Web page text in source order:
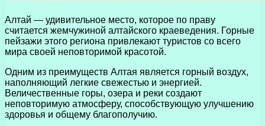
Алтай — удивительное место, которое по праву
считается жемчужиной алтайского краеведения. Горные
пейзажи этого региона привлекают туристов со всего
мира своей неповторимой красотой.
Одним из преимуществ Алтая является горный воздух,
наполняющий легкие свежестью и энергией.
Величественные горы, озера и реки создают
неповторимую атмосферу, способствующую улучшению
здоровья и общему благополучию.